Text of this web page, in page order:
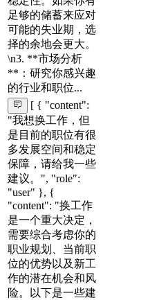
足够的储蓄来应对
可能的失业期，选
择的余地会更大。
\n3. **市场分析
**：研究你感兴趣
的行业和职位...
[ { "content":
"我想换工作，但
是目前的职位有很
多发展空间和稳定
保障，请给我一些
建议。", "role":
"user" }, {
"content": "换工作
是一个重大决定，
需要综合考虑你的
职业规划、当前职
位的优势以及新工
作的潜在机会和风
险。以下是一些建